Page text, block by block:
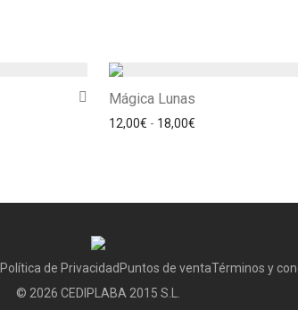
Mágica Lunas
12,00€ - 18,00€
Política de Privacidad Puntos de ventaTérminos y
© 2026 CEDIPLABA 2015 S.L.